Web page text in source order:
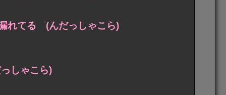
れてる (んだっしゃこら)
しゃこら)